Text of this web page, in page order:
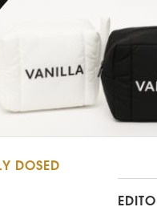
DOSED